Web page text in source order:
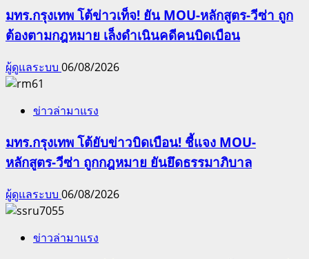
มทร.กรุงเทพ โต้ข่าวเท็จ! ยัน MOU-หลักสูตร-วีซ่า ถูก
ต้องตามกฎหมาย เล็งดำเนินคดีคนบิดเบือน
ผู้ดูแลระบบ 06/08/2026
ข่าวล่ามาแรง
มทร.กรุงเทพ โต้ยับข่าวบิดเบือน! ชี้แจง MOU-
หลักสูตร-วีซ่า ถูกกฎหมาย ยันยึดธรรมาภิบาล
ผู้ดูแลระบบ 06/08/2026
ข่าวล่ามาแรง